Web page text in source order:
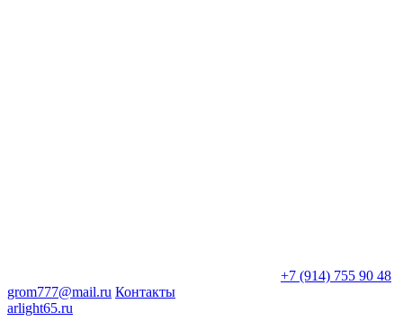
+7 (914) 755 90 48
grom777@mail.ru Контакты
arlight65.ru